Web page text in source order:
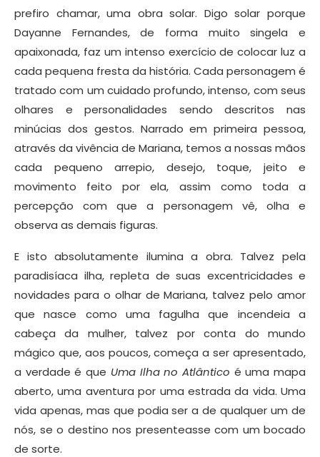
prefiro chamar, uma obra solar. Digo solar porque
Dayanne Fernandes, de forma muito singela e
apaixonada, faz um intenso exercício de colocar luz a
cada pequena fresta da história. Cada personagem é
tratado com um cuidado profundo, intenso, com seus
olhares e personalidades sendo descritos nas
minúcias dos gestos. Narrado em primeira pessoa,
através da vivência de Mariana, temos a nossas mãos
cada pequeno arrepio, desejo, toque, jeito e
movimento feito por ela, assim como toda a
percepção com que a personagem vê, olha e
observa as demais figuras.
E isto absolutamente ilumina a obra. Talvez pela
paradisíaca ilha, repleta de suas excentricidades e
novidades para o olhar de Mariana, talvez pelo amor
que nasce como uma fagulha que incendeia a
cabeça da mulher, talvez por conta do mundo
mágico que, aos poucos, começa a ser apresentado,
a verdade é que Uma Ilha no Atlântico é uma mapa
aberto, uma aventura por uma estrada da vida. Uma
vida apenas, mas que podia ser a de qualquer um de
nós, se o destino nos presenteasse com um bocado
de sorte.